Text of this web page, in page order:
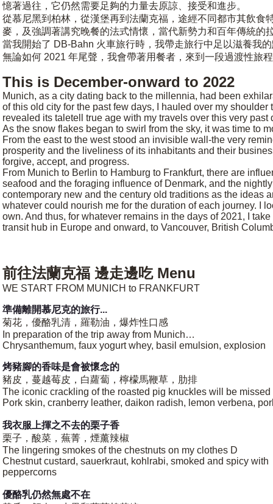
憶著過往，它仍然需要足夠的力量去原諒、接受和進步。
從慕尼黑到柏林，從漢堡再到法蘭克福，途經不同都市其飲
麥，及強調著講究晚餐的法式情懷，當代新勢力和百年傳統
當我開始了 DB-Bahn 火車旅行時，我帶走旅行中足以滋養我
無論如何 2021 年尾聲，我會帶著用餐者，來到一段過渡性旅
This is December-onward to 2022
Munich, as a city dating back to the millennia, had been
of this old city for the past few days, I hauled over my
revealed its taletell true age with my travels over this very past
As the snow flakes began to swirl from the sky, it was time to
From the east to the west stood an invisible wall-the very
prosperity and the liveliness of its inhabitants and their
forgive, accept, and progress.
From Munich to Berlin to Hamburg to Frankfurt, there are
seafood and the foraging influence of Denmark, and the
contemporary new and the century old traditions as the ideas
whatever could nourish me for the duration of each journey. I
own. And thus, for whatever remains in the days of 2021, I
transit hub in Europe and onward, to Vancouver, British
前往法蘭克福 邊走邊吃 Menu
WE START FROM MUNICH to FRANKFURT
準備離開慕尼克的旅行...
菊花，優酪乳清，羅勒油，爆炸性口感
In preparation of the trip away from Munich…
Chrysanthemum, faux yogurt whey, basil emulsion, explosion
烤豬腳的香味是會被懷念的
豬皮，蔓越莓皮，白蘿蔔，檸檬馬鞭草，肋排
The iconic crackling of the roasted pig knuckles will be missed
Pork skin, cranberry leather, daikon radish, lemon verbena,
我衣服上揮之不去的栗子香
栗子，酸菜，蕪菁，煙薰辣椒
The lingering smokes of the chestnuts on my clothes D
Chestnut custard, sauerkraut, kohlrabi, smoked and spicy with
peppercorns
優酪乳仍然無處不在